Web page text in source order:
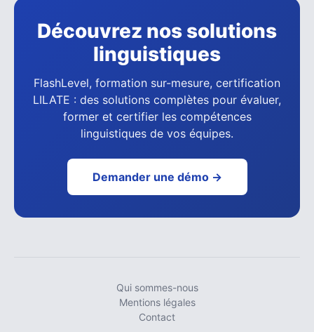
Découvrez nos solutions
linguistiques
FlashLevel, formation sur-mesure, certification
LILATE : des solutions complètes pour évaluer,
former et certifier les compétences
linguistiques de vos équipes.
Demander une démo →
Qui sommes-nous
Mentions légales
Contact